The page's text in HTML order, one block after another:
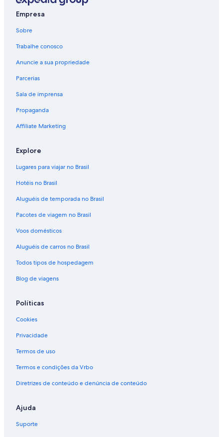
Empresa
Sobre
Trabalhe conosco
Anuncie a sua propriedade
Parcerias
Sala de imprensa
Propaganda
Affiliate Marketing
Explore
Lugares para viajar no Brasil
Hotéis no Brasil
Aluguéis de temporada no Brasil
Pacotes de viagem no Brasil
Voos domésticos
Aluguéis de carros no Brasil
Todos tipos de hospedagem
Blog de viagens
Políticas
Cookies
Privacidade
Termos de uso
Termos e condições da Vrbo
Diretrizes de conteúdo e denúncia de conteúdo
Ajuda
Suporte